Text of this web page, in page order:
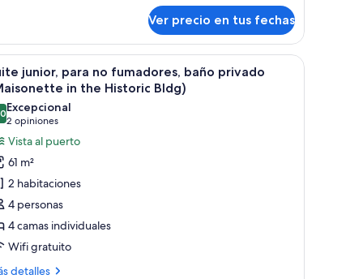
Ver precio en tus fechas
televisor montado, una obra de arte enmarco y una lámpara colgante
Habitación de hotel con dos camas, un
5
junior, para no fumadores, baño privado
in the Historic Bldg)
de 10
Excepcional
2 opiniones
(2
opiniones)
Vista al puerto
61 m²
2 habitaciones
4 personas
4 camas individuales
Wifi gratuito
detalles